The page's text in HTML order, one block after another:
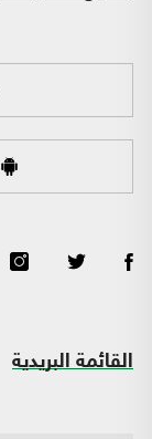
القائمة البريدية